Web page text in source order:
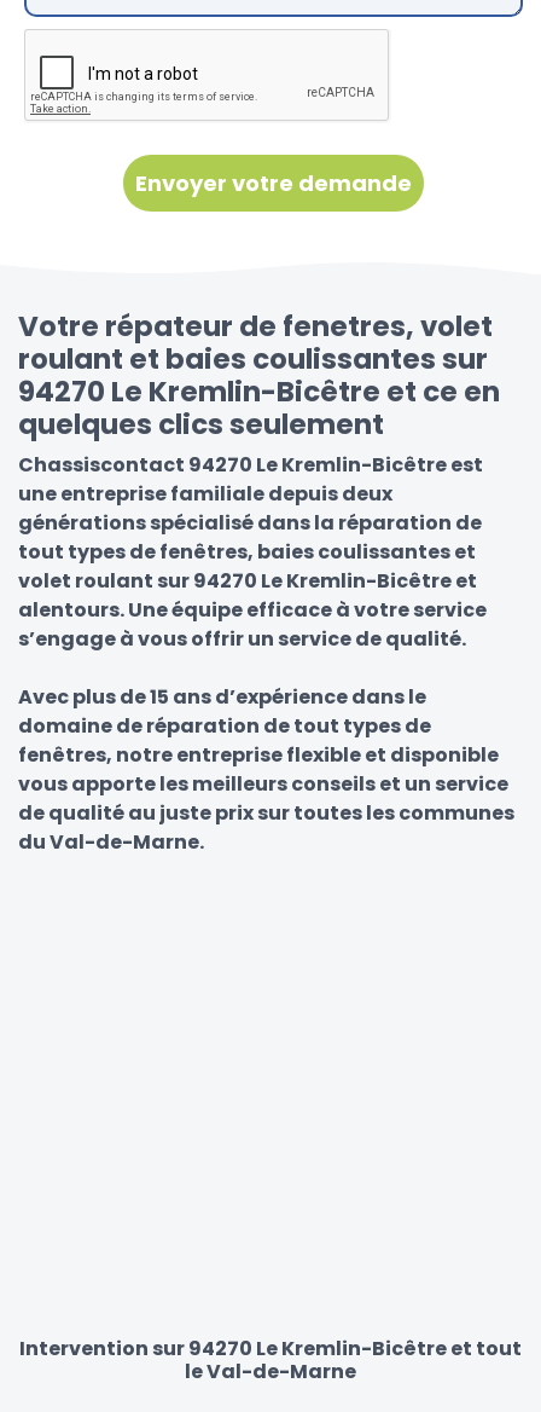
Votre répateur de fenetres, volet
roulant et baies coulissantes sur
94270 Le Kremlin-Bicêtre et ce en
quelques clics seulement
Chassiscontact 94270 Le Kremlin-Bicêtre est
une entreprise familiale depuis deux
générations spécialisé dans la réparation de
tout types de fenêtres, baies coulissantes et
volet roulant sur 94270 Le Kremlin-Bicêtre et
alentours. Une équipe efficace à votre service
s’engage à vous offrir un service de qualité.
Avec plus de 15 ans d’expérience dans le
domaine de réparation de tout types de
fenêtres, notre entreprise flexible et disponible
vous apporte les meilleurs conseils et un service
de qualité au juste prix sur toutes les communes
du Val-de-Marne.
Intervention sur 94270 Le Kremlin-Bicêtre et tout
le Val-de-Marne